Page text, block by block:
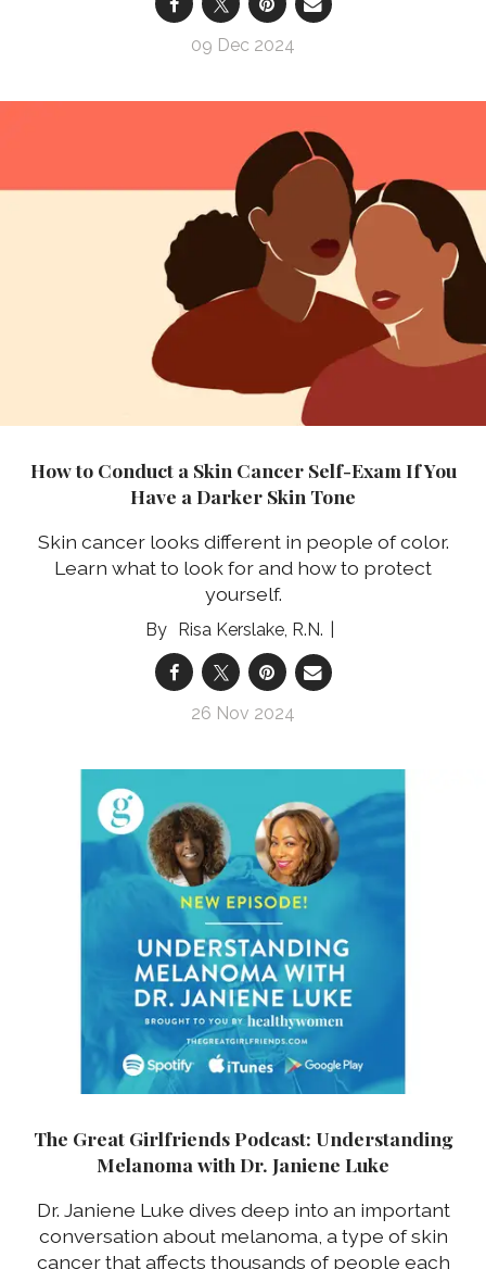
09 Dec 2024
How to Conduct a Skin Cancer Self-Exam If You
Have a Darker Skin Tone
Skin cancer looks different in people of color.
Learn what to look for and how to protect
yourself.
Risa Kerslake, R.N.
26 Nov 2024
The Great Girlfriends Podcast: Understanding
Melanoma with Dr. Janiene Luke
Dr. Janiene Luke dives deep into an important
conversation about melanoma, a type of skin
cancer that affects thousands of people each